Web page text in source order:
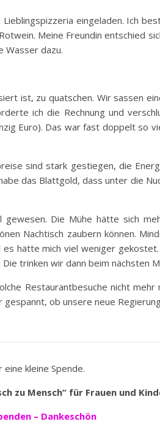
eingeladen. Ich
Meine Freundin entschied
Wasser dazu.
ist, zu quatschen. Wir sassen
ich die Rechnung und
Euro). Das war fast doppelt so
sind stark gestiegen, die
das Blattgold, dass unter die
Die Mühe hätte sich
Nachtisch zaubern können.
es hätte mich viel weniger
trinken wir dann beim nächsten
Restaurantbesuche nicht mehr
gespannt, ob unsere neue
kleine Spende.
zu Mensch“ für Frauen und
– Dankeschön